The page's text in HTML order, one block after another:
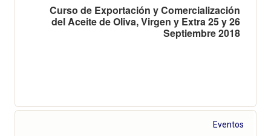
Curso de Exportación y Comercialización
del Aceite de Oliva, Virgen y Extra 25 y 26
Septiembre 2018
Eventos